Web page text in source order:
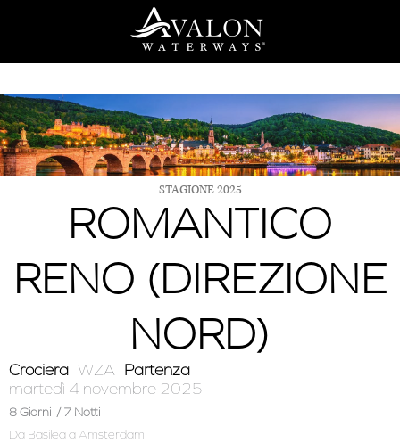
STAGIONE 2025
ROMANTICO
RENO (DIREZIONE
NORD)
Crociera WZA Partenza
martedì 4 novembre 2025
8 Giorni / 7 Notti
Da Basilea a Amsterdam